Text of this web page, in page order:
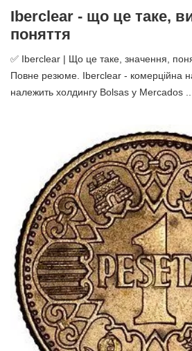
Iberclear - що це таке,
поняття
✅ Iberclear | Що це таке, значення,
Повне резюме. Iberclear - комерційна
належить холдингу Bolsas y Mercados